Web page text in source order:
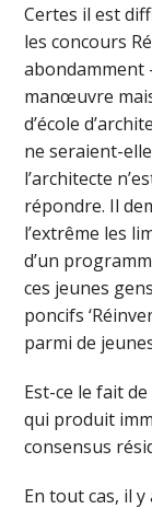
Certes il est
les concours
abondamment
manœuvre
d’école
ne seraient-
l’architecte
répondre. Il
l’extrême les
d’un
ces jeunes
poncifs
parmi de
Est-ce le fait
qui produit
consensus
En tout cas, il